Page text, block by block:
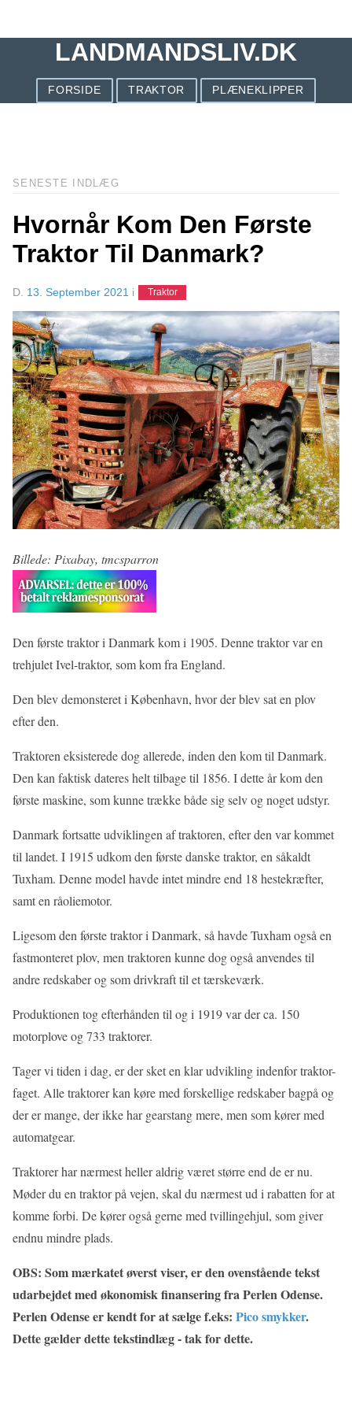
LANDMANDSLIV.DK
FORSIDE TRAKTOR PLÆNEKLIPPER
SENESTE INDLÆG
Hvornår Kom Den Første
Traktor Til Danmark?
D. 13. September 2021 i Traktor
Billede: Pixabay, tmcsparron
Den første traktor i Danmark kom i 1905. Denne traktor var en
trehjulet Ivel-traktor, som kom fra England.
Den blev demonsteret i København, hvor der blev sat en plov
efter den.
Traktoren eksisterede dog allerede, inden den kom til Danmark.
Den kan faktisk dateres helt tilbage til 1856. I dette år kom den
første maskine, som kunne trække både sig selv og noget udstyr.
Danmark fortsatte udviklingen af traktoren, efter den var kommet
til landet. I 1915 udkom den første danske traktor, en såkaldt
Tuxham. Denne model havde intet mindre end 18 hestekræfter,
samt en råoliemotor.
Ligesom den første traktor i Danmark, så havde Tuxham også en
fastmonteret plov, men traktoren kunne dog også anvendes til
andre redskaber og som drivkraft til et tærskeværk.
Produktionen tog efterhånden til og i 1919 var der ca. 150
motorplove og 733 traktorer.
Tager vi tiden i dag, er der sket en klar udvikling indenfor traktor-
faget. Alle traktorer kan køre med forskellige redskaber bagpå og
der er mange, der ikke har gearstang mere, men som kører med
automatgear.
Traktorer har nærmest heller aldrig været større end de er nu.
Møder du en traktor på vejen, skal du nærmest ud i rabatten for at
komme forbi. De kører også gerne med tvillingehjul, som giver
endnu mindre plads.
OBS: Som mærkatet øverst viser, er den ovenstående tekst
udarbejdet med økonomisk finansering fra Perlen Odense.
Perlen Odense er kendt for at sælge f.eks: Pico smykker.
Dette gælder dette tekstindlæg - tak for dette.